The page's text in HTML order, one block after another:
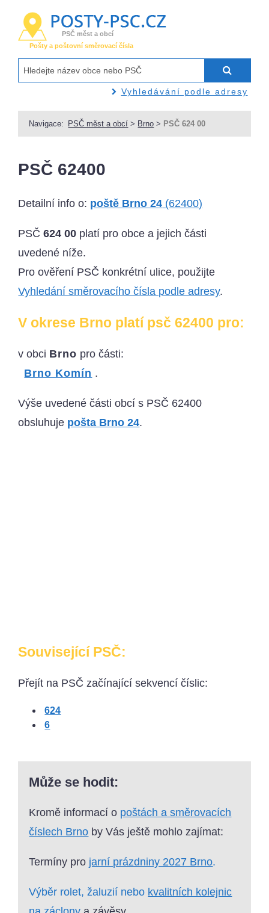
PSČ měst a obcí
Pošty a poštovní směrovací čísla
Vyhledávání podle adresy
Navigace: PSČ měst a obcí > Brno > PSČ 624 00
PSČ 62400
Detailní info o: poště Brno 24 (62400)
PSČ624 00 platí pro obce a jejich části
uvedené níže.
Pro ověření PSČ konkrétní ulice, použijte
Vyhledání směrovacího čísla podle adresy.
V okrese Brno platí psč 62400 pro:
v obci Brno pro části:
Brno Komín .
Výše uvedené části obcí s PSČ 62400
obsluhuje pošta Brno 24.
Související PSČ:
Přejít na PSČ začínající sekvencí číslic:
624
6
Může se hodit:
Kromě informací o poštách a směrovacích
číslech Brno by Vás ještě mohlo zajímat:
Termíny pro jarní prázdniny 2027 Brno.
Výběr rolet, žaluzií nebo kvalitních kolejnic